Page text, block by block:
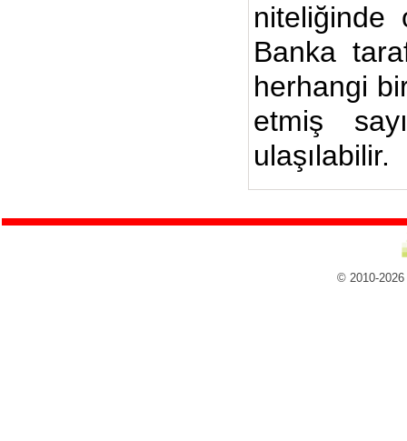
niteliğinde
Banka
herhangi
etmiş
ulaşılabilir.
© 2010-2026